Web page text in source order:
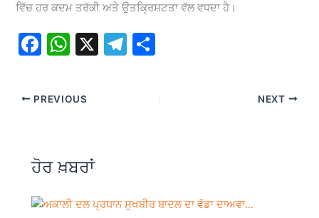
ਵਿੱਚ ਹਰ ਕਦਮ ਤਰੱਕੀ ਅਤੇ ਉਤਕ੍ਰਿਸ਼ਟਤਾ ਵੱਲ ਵਧਦਾ ਹੈ।
F
c
e
o
o
k
W
at
s
p
p
X
T
ar
e
PREVIOUS NEXT
ਹੋਰ ਖ਼ਬਰਾਂ